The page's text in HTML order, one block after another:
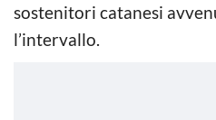
sostenitori catanesi
l’intervallo.